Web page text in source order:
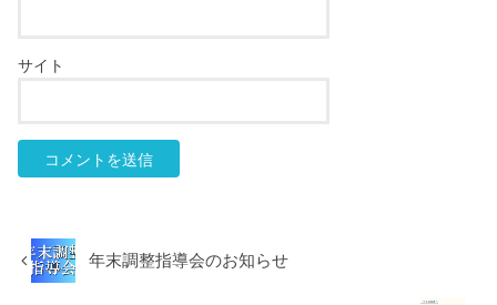
サイト
年末調整指導会のお知らせ